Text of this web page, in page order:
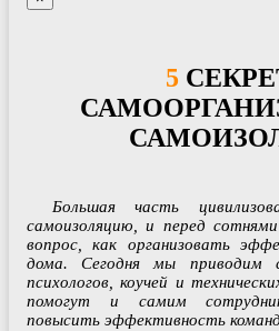
5 СЕКРЕТОВ
Большая часть
самоизоляцию, и перед
вопрос, как организовать
дома. Сегодня мы приводим
психологов, коучей и
помогут и самим
повысить эффективность